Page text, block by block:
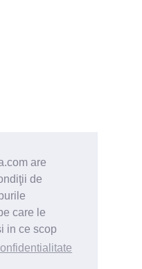
are
de
care le
in ce scop